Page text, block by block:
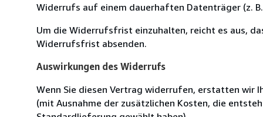
Widerrufs auf einem dauerhaften Datenträger (z.
Um die Widerrufsfrist einzuhalten, reicht es aus,
Widerrufsfrist absenden.
Auswirkungen des Widerrufs
Wenn Sie diesen Vertrag widerrufen, erstatten wir
(mit Ausnahme der zusätzlichen Kosten, die